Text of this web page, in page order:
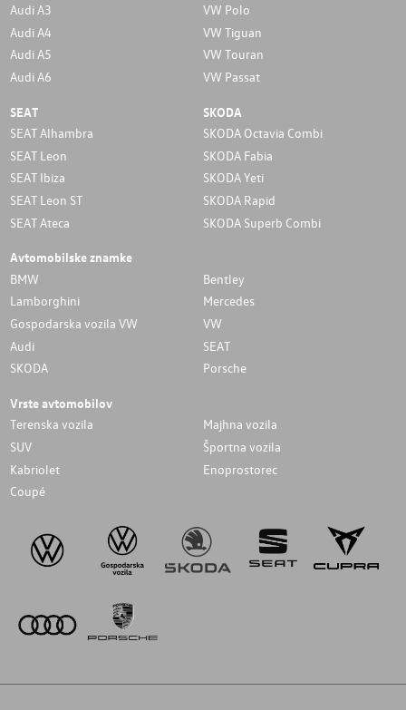
Audi A3
Audi A4
Audi A5
Audi A6
VW Polo
VW Tiguan
VW Touran
VW Passat
SEAT
SEAT Alhambra
SEAT Leon
SEAT Ibiza
SEAT Leon ST
SEAT Ateca
SKODA
SKODA Octavia Combi
SKODA Fabia
SKODA Yeti
SKODA Rapid
SKODA Superb Combi
Avtomobilske znamke
BMW
Bentley
Lamborghini
Mercedes
Gospodarska vozila VW
VW
Audi
SEAT
SKODA
Porsche
Vrste avtomobilov
Terenska vozila
Majhna vozila
SUV
Športna vozila
Kabriolet
Enoprostorec
Coupé